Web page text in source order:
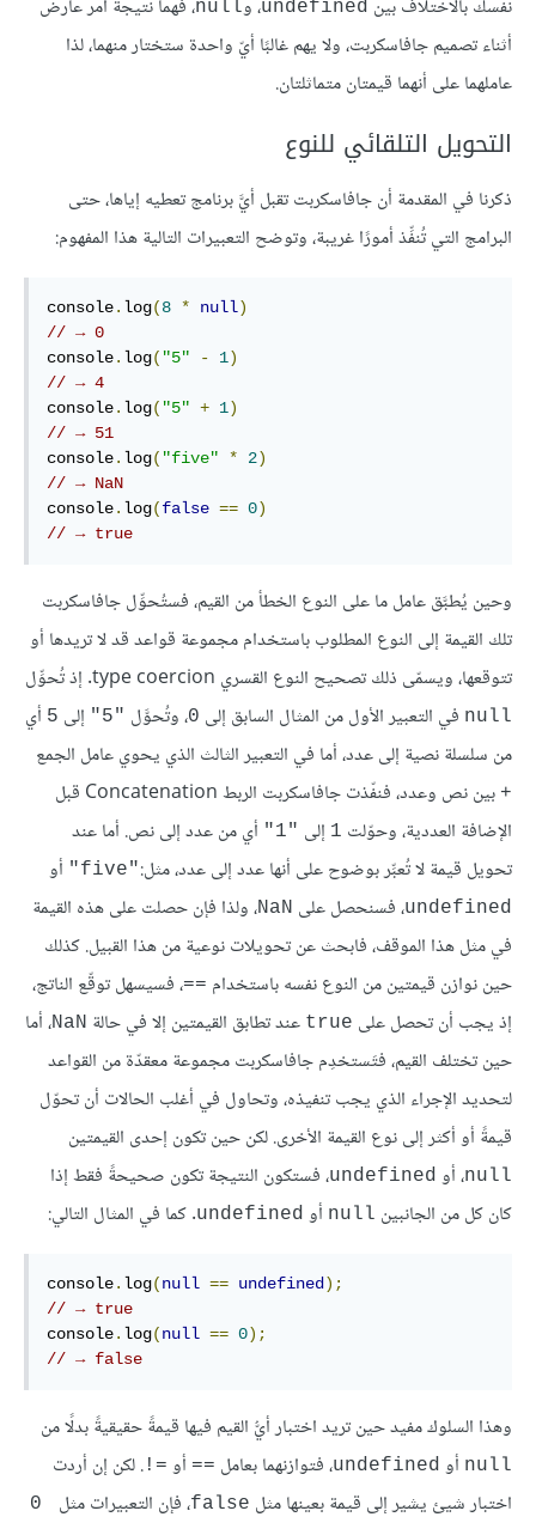
نفسك بالاختلاف بين undefined، وnull، فهما نتيجة أمر عارض
أثناء تصميم جافاسكربت، ولا يهم غالبًا أيّ واحدة ستختار منهما، لذا
عاملهما على أنهما قيمتان متماثلتان.
التحويل التلقائي للنوع
ذكرنا في المقدمة أن جافاسكربت تقبل أيَّ برنامج تعطيه إياها، حتى
البرامج التي تُنفِّذ أمورًا غريبة، وتوضح التعبيرات التالية هذا المفهوم:
console. log(8 * null)
// → 0
console. log( "5" - 1)
// → 4
console. log( "5" + 1)
// → 51
console. log( "five" * 2)
// → NaN
console. log(false == 0)
// → true
وحين يُطبَّق عامل ما على النوع الخطأ من القيم، فستُحوِّل جافاسكربت
تلك القيمة إلى النوع المطلوب باستخدام مجموعة قواعد قد لا تريدها أو
تتوقعها، ويسمّى ذلك تصحيح النوع القسري type coercion. إذ تُحوِّل
null في التعبير الأول من المثال السابق إلى 0، وتُحوَّل "5" إلى 5 أي
من سلسلة نصية إلى عدد، أما في التعبير الثالث الذي يحوي عامل الجمع
+
بين نص وعدد، فنفّذت جافاسكربت الربط Concatenation قبل
الإضافة العددية، وحوّلت 1 إلى "1"
أي من عدد إلى نص. أما عند
تحويل قيمة لا تُعبِّر بوضوح على أنها عدد إلى عدد، مثل:"five" أو
undefined، فسنحصل على NaN، ولذا فإن حصلت على هذه القيمة
في مثل هذا الموقف، فابحث عن تحويلات نوعية من هذا القبيل. كذلك
حين نوازن قيمتين من النوع نفسه باستخدام ==، فسيسهل توقّع الناتج،
إذ يجب أن تحصل على true عند تطابق القيمتين إلا في حالة NaN، أما
حين تختلف القيم، فتَستخدِم جافاسكربت مجموعة معقدّة من القواعد
لتحديد الإجراء الذي يجب تنفيذه، وتحاول في أغلب الحالات أن تحوّل
قيمةً أو أكثر إلى نوع القيمة الأخرى. لكن حين تكون إحدى القيمتين
null، أو undefined، فستكون النتيجة تكون صحيحةً فقط إذا
كان كل من الجانبين null أو undefined. كما في المثال التالي:
console. log(null == undefined);
// → true
console. log(null == 0);
// → false
وهذا السلوك مفيد حين تريد اختبار أيُّ القيم فيها قيمةً حقيقيةً بدلًا من
null أو undefined، فتوازنهما بعامل == أو =! . لكن إن أردت
اختبار شيئ يشير إلى قيمة بعينها مثل false، فإن التعبيرات مثل
‎0